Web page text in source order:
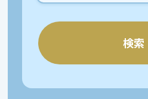
検索